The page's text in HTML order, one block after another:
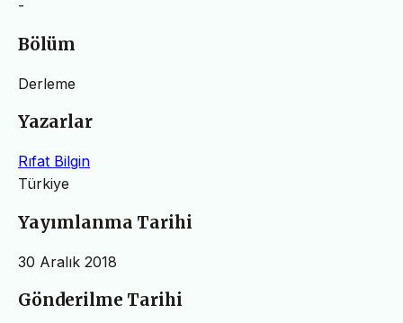
-
Bölüm
Derleme
Yazarlar
Rıfat Bilgin
Türkiye
Yayımlanma Tarihi
30 Aralık 2018
Gönderilme Tarihi